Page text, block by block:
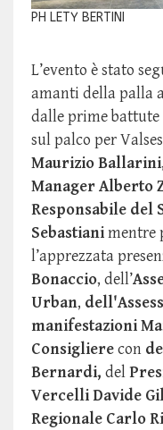
PH LETY BERTINI
L’evento è stato
amanti della palla
dalle prime battute
sul palco per
Maurizio Ballarini,
Manager Alberto
Responsabile del
Sebastianimentre
l’apprezzata
Bonaccio, dell’
Urban,
manifestazioni
Consiglierecon
Bernardi, del
Vercelli Davide
Regionale Carlo